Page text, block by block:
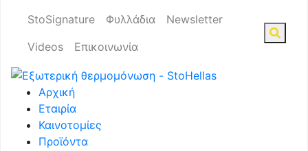
StoSignature Φυλλάδια
Newsletter
Videos
Επικοινωνία
Αρχική
Εταιρία
Καινοτομίες
Προϊόντα